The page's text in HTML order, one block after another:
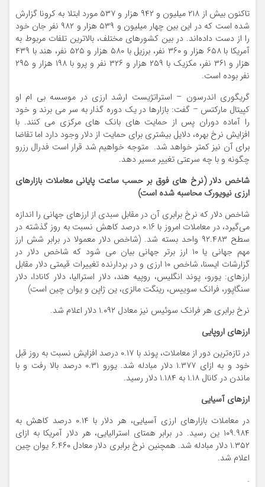
تاکنون بیش از ۲۱۸ میلیون و ۹۴۲ هزار و ۵۳۷ مورد ابتلا به کرونا گزارش
شده است که در این بین چهار میلیون و ۵۳۹ هزار و ۹۸۲ نفر جان خود
را از دست داده‌اند. در بین کشورهای مختلف، بالاترین تلفات مربوط به
آمریکا با ۶۵۸ هزار و ۳۶۰ نفر، برزیل با ۵۸۰ هزار و ۵۲۵ نفر، هند با ۴۳۹
هزار و ۳۶۱ نفر، مکزیک با ۲۵۹ هزار و ۳۲۶ نفر و پرو با ۱۹۸ هزار و ۲۹۵
نفر بوده است.
گریگوری اندرسون – استراتژیست ارشد ارزی در موسسه بی ام او
کپیتال مارکتس – گفت: بازارها در یک دوره گذار به سر می برند و خود
را آماده دوران پس از حمایت های بانک های مرکزی می کنند. با
افزایش نرخ بهره، دلایل بیشتری برای حمایت از دلار وجود دارد اما تقاضا
برای آن نیز کمتر خواهد شد. متوجه خواهیم شد قرار است فدرال رزرو
چگونه و با چه سرعتی تغییر مسیر دهد.
شاخص دلار (نرخ های فوق بر حسب ساعت پایانی معاملات بازارهای
ارزی نیویورک محاسبه شده است)
شاخص دلار که نرخ برابری آن در مقابل سبدی از ارزهای جهانی را اندازه
می‌گیرد، در معاملات امروز با ۰.۱۶ درصد کاهش نسبت به روز گذشته در
سطح ۹۲.۴۸۳ واحد بسته شد. (شاخص دلار معمولا در برابر شش ارز
مهم جهانی یا ۱۰ ارز برتر جهانی بیان می شود که شاخص دلار در
گزارشات ایسنا، شاخص ۱۰ ارزی و در بردارنده تغییرات قیمتی دلار مقابل
ارزهای: یورو، پوند انگلیس، روپیه هند، دلار استرالیا، دلار کانادا، دلار
سنگاپور، فرانک سوییس، رینگت مالزی، ین ژاپن و یوان چین است)
نرخ برابری هر فرانک سوئیس نیز معادل ۱.۰۹۲ دلار اعلام شد.
ارزهای اروپایی
در تازه‌ترین دور از معاملات، پوند با ۰.۱۷ درصد افزایش نسبت به روز قبل
خود و به ازای ۱.۳۷۷ دلار مبادله شد. یورو ۰.۳۱ درصد بالا رفت و با
ماندن در کانال ۱.۱۸ به ۱.۱۸۴ دلار رسید.
ارزهای آسیایی
در معاملات بازارهای ارزی آسیایی، هر دلار با ۰.۱۴ درصد کاهش به
۱۰۹.۹۸۴ ین رسید. در برابر همتای استرالیایی، هر دلار آمریکا به ازای
۱.۳۵۲ دلار مبادله شد. همچنین نرخ برابری دلار معادل ۶.۴۶۰ یوان چین
اعلام شد.
.